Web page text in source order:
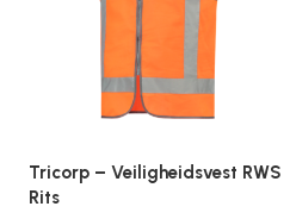
Tricorp – Veiligheidsvest RWS
Rits